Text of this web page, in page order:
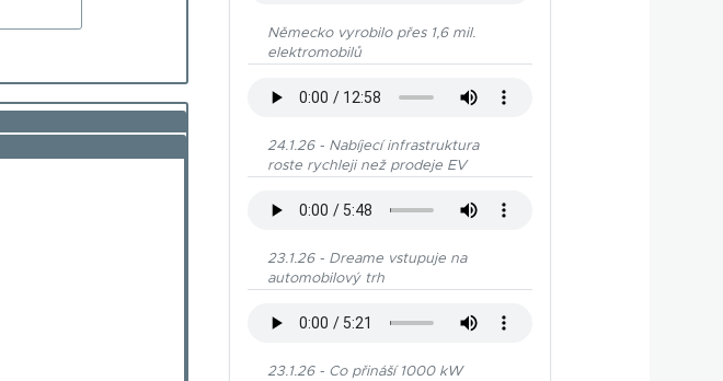
Německo vyrobilo přes 1,6 mil.
elektromobilů
24.1.26 - Nabíjecí infrastruktura
roste rychleji než prodeje EV
23.1.26 - Dreame vstupuje na
automobilový trh
23.1.26 - Co přináší 1000 kW